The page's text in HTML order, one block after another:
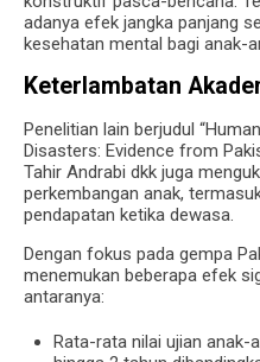
adanya efek jangka panjang
kesehatan mental bagi anak-
Keterlambatan
Penelitian lain berjudul
Disasters: Evidence from
Tahir Andrabi dkk juga
perkembangan anak,
pendapatan ketika dewasa.
Dengan fokus pada gempa
menemukan beberapa efek
antaranya:
Rata-rata nilai ujian anak-